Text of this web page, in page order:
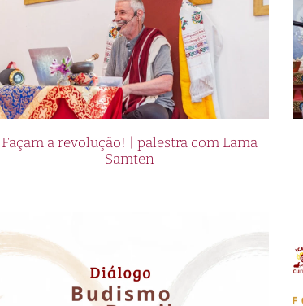
Façam a revolução! | palestra com Lama
Samten